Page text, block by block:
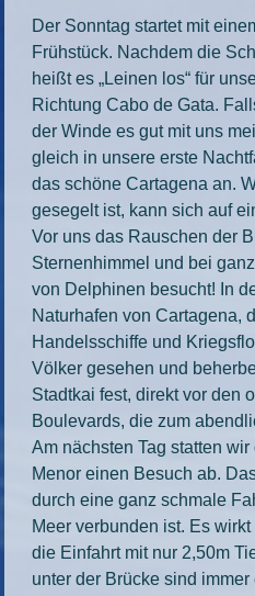
Der Sonntag startet mit
Frühstück. Nachdem die
heißt es „Leinen los“ für
Richtung Cabo de Gata.
der Winde es gut mit uns
gleich in unsere erste
das schöne Cartagena an.
gesegelt ist, kann sich auf
Vor uns das Rauschen der
Sternenhimmel und bei
von Delphinen besucht! In
Naturhafen von Cartagena,
Handelsschiffe und
Völker gesehen und
Stadtkai fest, direkt vor den
Boulevards, die zum
Am nächsten Tag statten
Menor einen Besuch ab.
durch eine ganz schmale
Meer verbunden ist. Es
die Einfahrt mit nur 2,50m
unter der Brücke sind